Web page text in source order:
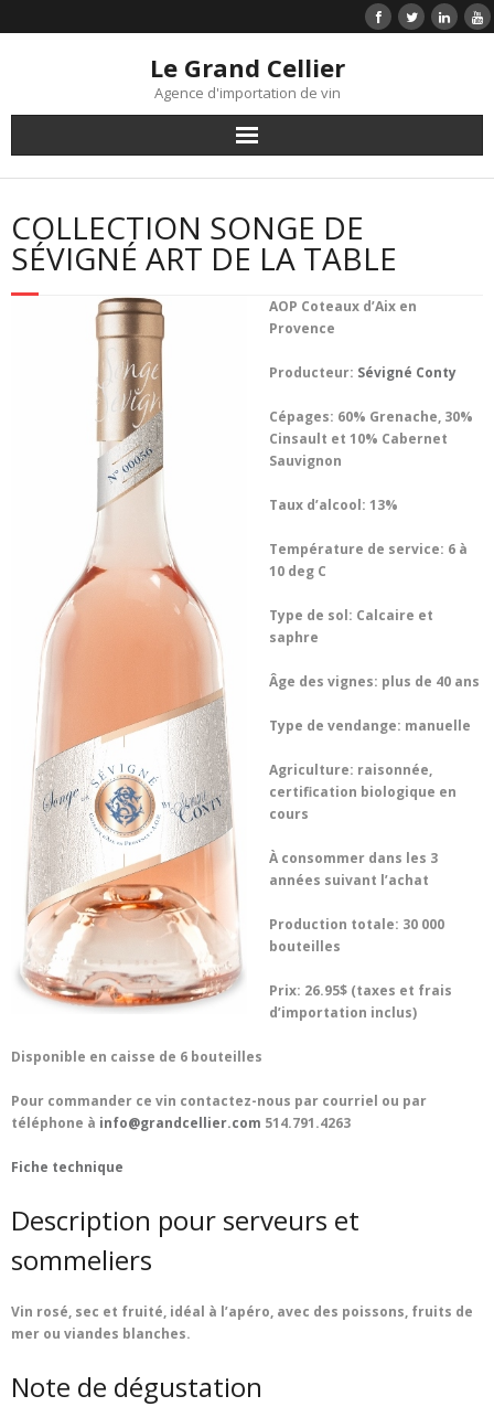
Le Grand Cellier
Agence d'importation de vin
Accueil
Liste de prix
Témoignages clients
COLLECTION SONGE DE
SÉVIGNÉ ART DE LA TABLE
AOP Coteaux d’Aix en
Provence
Producteur: Sévigné Conty
Cépages: 60% Grenache, 30%
Cinsault et 10% Cabernet
Sauvignon
Taux d’alcool: 13%
Température de service: 6 à
10 deg C
Type de sol: Calcaire et
saphre
Âge des vignes: plus de 40 ans
Type de vendange: manuelle
Agriculture: raisonnée,
certification biologique en
cours
À consommer dans les 3
années suivant l’achat
Production totale: 30 000
bouteilles
Prix: 26.95$ (taxes et frais
d’importation inclus)
Disponible en caisse de 6 bouteilles
Pour commander ce vin contactez-nous par courriel ou par
téléphone à info@grandcellier.com 514.791.4263
Fiche technique
Description pour serveurs et
sommeliers
Vin rosé, sec et fruité, idéal à l’apéro, avec des poissons, fruits de
mer ou viandes blanches.
Note de dégustation